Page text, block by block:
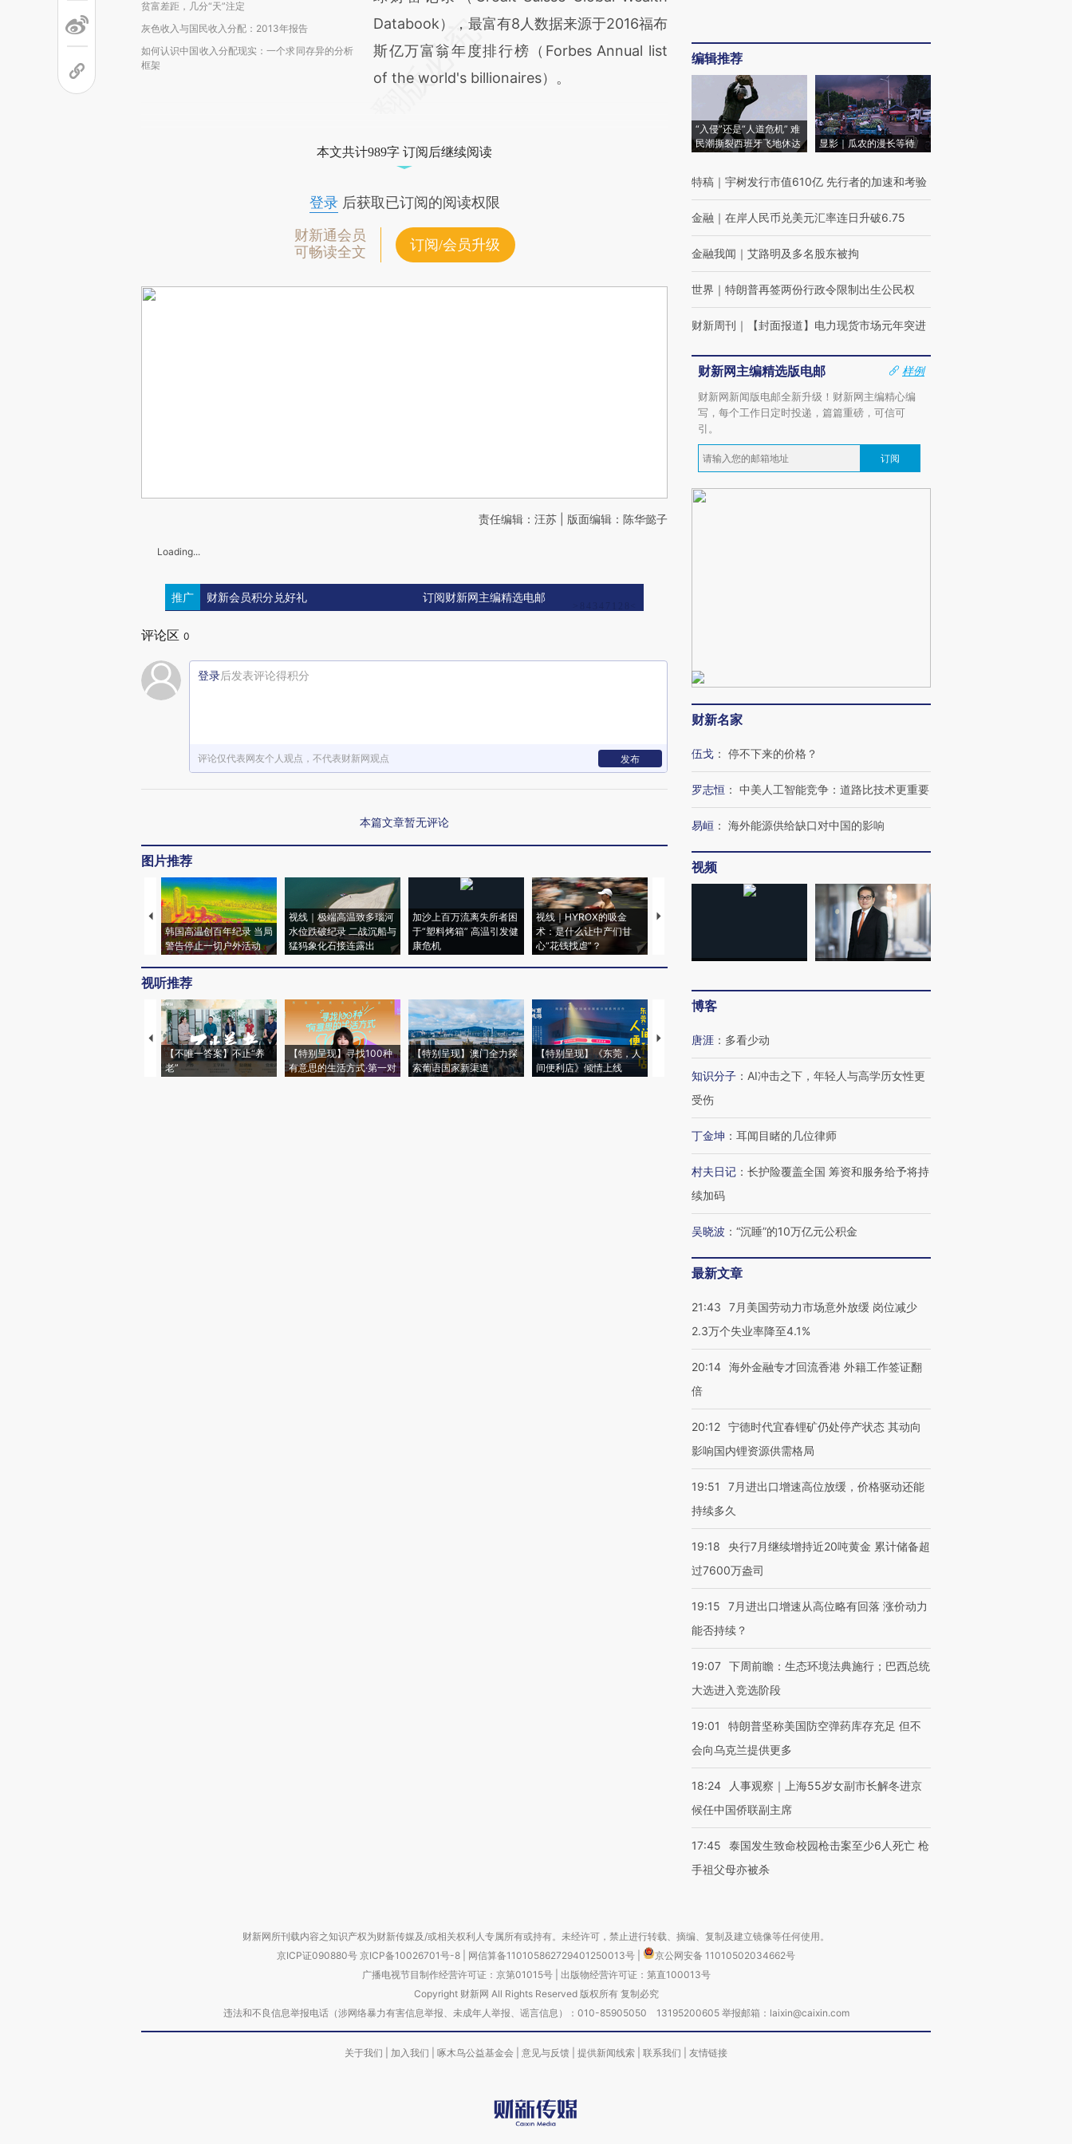
贫富差距，几分“天”注定
灰色收入与国民收入分配：2013年报告
如何认识中国收入分配现实：一个求同存异的分析
框架
Databook），最富有8人数据来源于2016福布
斯亿万富翁年度排行榜（Forbes Annual list
of the world's billionaires）。
本文共计989字 订阅后继续阅读
登录后获取已订阅的阅读权限
财新通会员
可畅读全文
订阅/会员升级
责任编辑：汪苏 | 版面编辑：陈华懿子
Loading...
推广 财新会员积分兑好礼 订阅财新网主编精选电邮
评论区 0
登录后发表评论得积分
评论仅代表网友个人观点，不代表财新网观点 发布
本篇文章暂无评论
图片推荐
韩国高温创百年纪录 当局
警告停止一切户外活动
视线｜极端高温致多瑙河
水位跌破纪录 二战沉船与
猛犸象化石接连露出
加沙上百万流离失所者困
于“塑料烤箱” 高温引发健
康危机
视线｜HYROX的吸金
术：是什么让中产们甘
心“花钱找虐”？
马航飞行员跨国走私7万
视线｜被称为“蟑螂”的印
度Z世代 用街头抗争将教
育部长拱下台
机”？难民潮撕裂西班牙
飞地休达
视听推荐
【不唯一答案】不止“养
老”
【特别呈现】寻找100种
有意思的生活方式·第一对
【特别呈现】澳门全力探
索葡语国家新渠道
【特别呈现】《东莞，人
间便利店》倾情上线
【推广】走进第四届链博
有意思的生活方式·第三对
住三大增长引擎是什么？
编辑推荐
“入侵”还是“人道危机” 难
民潮撕裂西班牙飞地休达
显影｜瓜农的漫长等待
特稿 ｜ 宇树发行市值610亿 先行者的加速和考验
金融 ｜ 在岸人民币兑美元汇率连日升破6.75
金融我闻 ｜ 艾路明及多名股东被拘
世界 ｜ 特朗普再签两份行政令限制出生公民权
财新周刊 ｜ 【封面报道】电力现货市场元年突进
财新网主编精选版电邮
样例
财新网新闻版电邮全新升级！财新网主编精心编
写，每个工作日定时投递，篇篇重磅，可信可
引。
订阅
财新名家
伍戈 ： 停不下来的价格？
罗志恒 ： 中美人工智能竞争：道路比技术更重要
易峘 ： 海外能源供给缺口对中国的影响
视频
博客
唐涯 ： 多看少动
知识分子 ： AI冲击之下，年轻人与高学历女性更
受伤
丁金坤 ： 耳闻目睹的几位律师
村夫日记 ： 长护险覆盖全国 筹资和服务给予将持
续加码
吴晓波 ： “沉睡”的10万亿元公积金
最新文章
21:43
7月美国劳动力市场意外放缓 岗位减少
2.3万个失业率降至4.1%
20:14 海外金融专才回流香港 外籍工作签证翻
倍
20:12 宁德时代宜春锂矿仍处停产状态 其动向
影响国内锂资源供需格局
19:51
7月进出口增速高位放缓，价格驱动还能
持续多久
19:18
央行7月继续增持近20吨黄金 累计储备超
过7600万盎司
19:15
7月进出口增速从高位略有回落 涨价动力
能否持续？
19:07 下周前瞻：生态环境法典施行；巴西总统
大选进入竞选阶段
19:01
特朗普坚称美国防空弹药库存充足 但不
会向乌克兰提供更多
18:24
人事观察｜上海55岁女副市长解冬进京
候任中国侨联副主席
17:45
泰国发生致命校园枪击案至少6人死亡 枪
手祖父母亦被杀
财新网所刊载内容之知识产权为财新传媒及/或相关权利人专属所有或持有。未经许可，禁止进行转载、摘编、复制及建立镜像等任何使用。
京ICP证090880号 京ICP备10026701号-8 网信算备110105862729401250013号
京公网安备 11010502034662号
广播电视节目制作经营许可证：京第01015号| 出版物经营许可证：第直100013号
Copyright 财新网 All Rights Reserved 版权所有 复制必究
违法和不良信息举报电话（涉网络暴力有害信息举报、未成年人举报、谣言信息）：010-85905050 13195200605 举报邮箱：laixin@caixin.com
关于我们 加入我们 啄木鸟公益基金会 意见与反馈 提供新闻线索 联系我们 友情链接